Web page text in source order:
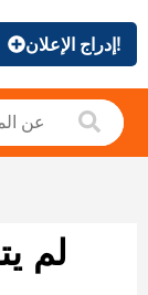
إدراج الإعلان!
لم